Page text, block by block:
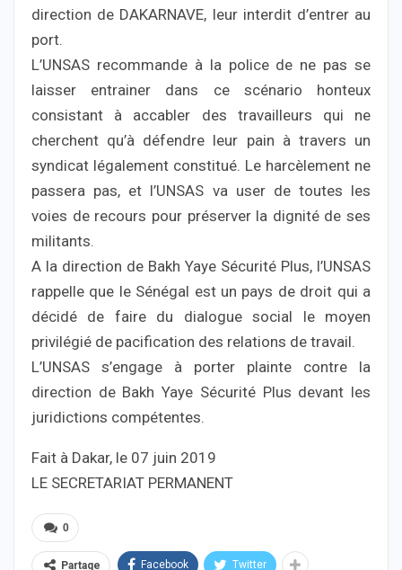
direction de DAKARNAVE, leur interdit d’entrer au
port.
L’UNSAS recommande à la police de ne pas se
laisser entrainer dans ce scénario honteux
consistant à accabler des travailleurs qui ne
cherchent qu’à défendre leur pain à travers un
syndicat légalement constitué. Le harcèlement ne
passera pas, et l’UNSAS va user de toutes les
voies de recours pour préserver la dignité de ses
militants.
A la direction de Bakh Yaye Sécurité Plus, l’UNSAS
rappelle que le Sénégal est un pays de droit qui a
décidé de faire du dialogue social le moyen
privilégié de pacification des relations de travail.
L’UNSAS s’engage à porter plainte contre la
direction de Bakh Yaye Sécurité Plus devant les
juridictions compétentes.
Fait à Dakar, le 07 juin 2019
LE SECRETARIAT PERMANENT
0
Partage Facebook Twitter